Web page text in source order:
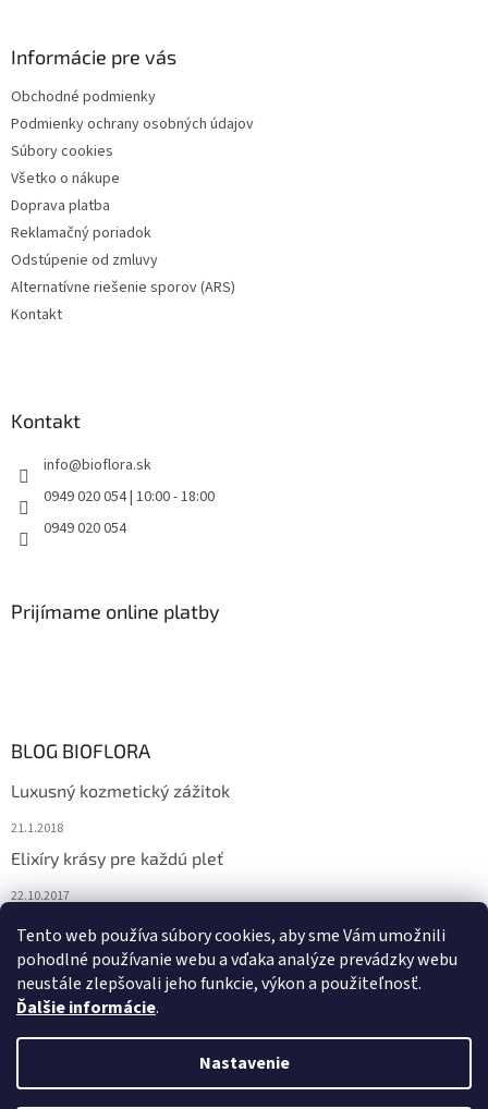
Tento web používa súbory cookies, aby sme Vám umožnili
pohodlné používanie webu a vďaka analýze prevádzky webu
neustále zlepšovali jeho funkcie, výkon a použiteľnosť.
Ďalšie informácie.
Nastavenie
Informácie pre vás
Obchodné podmienky
Podmienky ochrany osobných údajov
Súbory cookies
Všetko o nákupe
Doprava platba
Reklamačný poriadok
Odstúpenie od zmluvy
Alternatívne riešenie sporov (ARS)
Kontakt
Kontakt
info@bioflora.sk
0949 020 054 | 10:00 - 18:00
0949 020 054
Prijímame online platby
BLOG BIOFLORA
Luxusný kozmetický zážitok
21.1.2018
Elixíry krásy pre každú pleť
22.10.2017
Spoznajte prírodnú kozmetiku Sante
10.10.2017